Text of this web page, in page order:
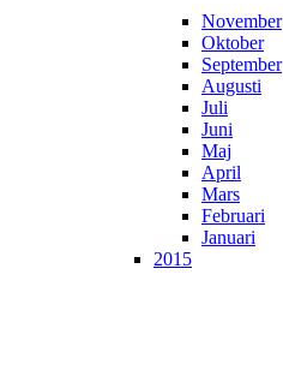
November
Oktober
September
Augusti
Juli
Juni
Maj
April
Mars
Februari
Januari
2015